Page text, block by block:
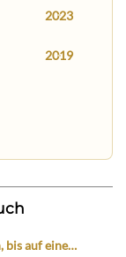
2023
2019
bis auf eine…